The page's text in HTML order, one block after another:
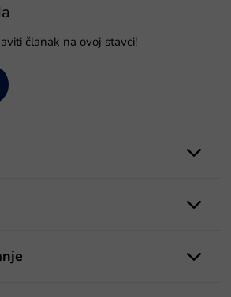
članak na ovoj stavci!